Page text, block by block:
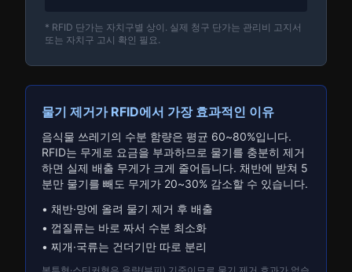
* RFID 단가는 자치구별 상이. 실제 청구 단가는 관리비 고지서
또는 자치구 고시 확인 필요.
물기 제거가 RFID에서 가장 효과적인 이유
음식물 쓰레기의 수분 함량은 평균 60~80%입니다.
RFID는 무게로 요금을 부과하므로 물기를 충분히 제거
하면 실제 배출 무게가 크게 줄어듭니다. 채반에 받쳐 5
분만 물기를 빼도 무게가 20~30% 감소할 수 있습니다.
• 채반·망에 올려 물기 제거 후 배출
• 껍질류는 바로 짜서 수분 최소화
• 찌개·국류는 건더기만 따로 분리